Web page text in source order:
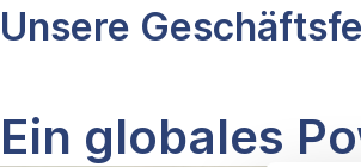
Unsere
Ein globales